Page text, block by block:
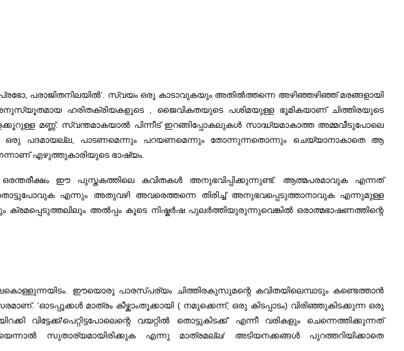
പരാജിതനിലയിൽ’. സ്വയം ഒരു കാടാവുകയും അതിൽത്തന്നെ അഴിഞ്ഞഴിഞ്ഞ് മരങ്ങളായി
ഹരിതക്രിയകളുടെ , ജൈവികതയുടെ പശിമയുള്ള ഭൂമികയാണ് ചിത്തിരയുടെ
മണ്ണ്. സ്വന്തമാകയാൽ പിന്നീട് ഇറങ്ങിപ്പോകലുകൾ സാദ്ധ്യമാകാത്ത അമ്മവീടുപോലെ
ഒരു പദമായല്ല, പാടണമെന്നും പറയണമെന്നും തോന്നുന്നതൊന്നും ചെയ്യാനാകാതെ ആ
എഴുത്തുകാരിയുടെ ഭാഷ്യം.
ഈ പുസ്തകത്തിലെ കവിതകൾ അനുഭവിപ്പിക്കുന്നുണ്ട്. ആത്മപരമാവുക എന്നത്
എന്നും അതുവഴി അവരെത്തന്നെ തിരിച്ച് അനുഭവപ്പെടുത്താനാവുക എന്നുമുള്ള
അൽ‌പ്പം കൂടെ നിഷ്കർഷ പുലർത്തിയുരുന്നുവെങ്കിൽ ഒരാത്മഭാഷണത്തിന്റെ
ഈയൊരു പാരസ്പര്യം ചിത്തിരകുസുമന്റെ കവിതയിലെമ്പാടും കണ്ടെത്താൻ
മാത്രം കീഴ്ക്കാംതൂക്കായി ( നമുക്കെന്ന്, ഒരു കിടപ്പാടം) വിരിഞ്ഞുകിടക്കുന്ന ഒരു
വിട്ടേക്ക്/പെറ്റിട്ടപോലെന്റെ വയറ്റിൽ തൊട്ടുകിടക്ക്’ എന്നീ വരികളും ചെന്നെത്തിക്കുന്നത്
സുതാര്യമായിരിക്കുക എന്നു മാത്രമല്ല/ അടിയനക്കങ്ങൾ പുറത്തറിയിക്കാതെ